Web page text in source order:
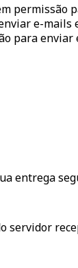
permissão
e-mails
para
entrega
servidor